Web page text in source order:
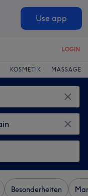
Use app
LOGIN
KOSMETIK MASSAGE
Besonderheiten